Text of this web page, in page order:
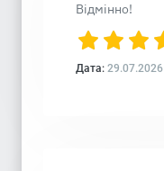
Відмінно!
Дата: 29.07.2026